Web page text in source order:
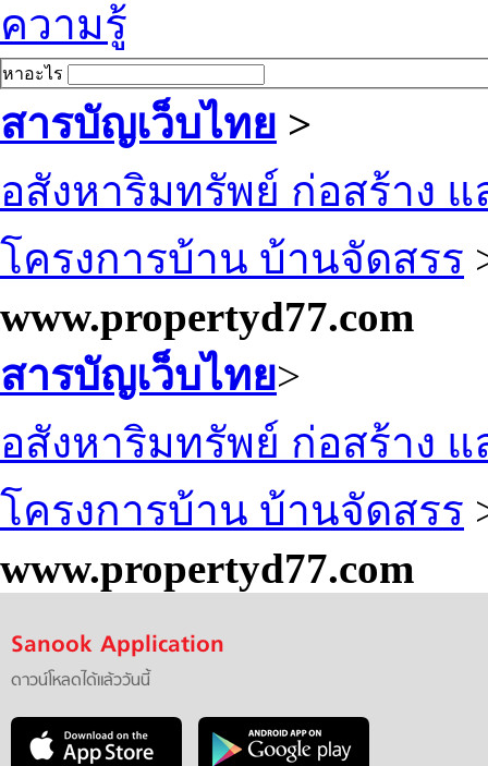
ความรู้
หาอะไร
สารบัญเว็บไทย >
อสังหาริมทรัพย์ ก่อสร้าง
โครงการบ้าน บ้านจัดสรร
www.propertyd77.com
สารบัญเว็บไทย>
อสังหาริมทรัพย์ ก่อสร้าง
โครงการบ้าน บ้านจัดสรร
www.propertyd77.com
Sanook Application
ดาวน์โหลดได้แล้ววันนี้